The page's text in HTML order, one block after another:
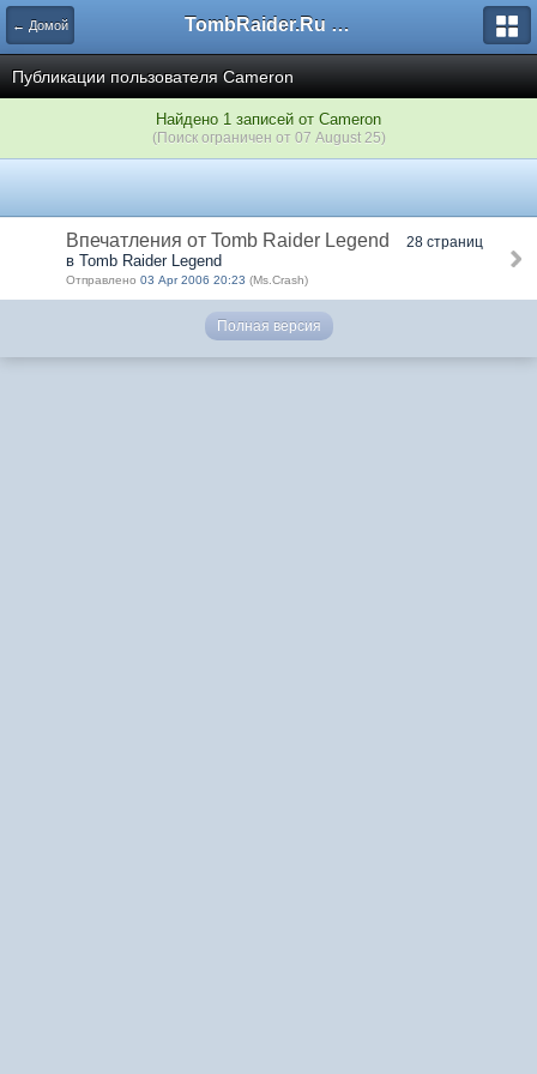
← Домой TombRaider.Ru - Форумы
Публикации пользователя Cameron
Найдено 1 записей от Cameron
(Поиск ограничен от 07 August 25)
Впечатления от Tomb Raider Legend 28 страниц
в Tomb Raider Legend
Отправлено 03 Apr 2006 20:23 (Ms.Crash)
Полная версия